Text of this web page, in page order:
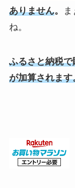
ありません。
ね。
ふるさと納税
が加算されます